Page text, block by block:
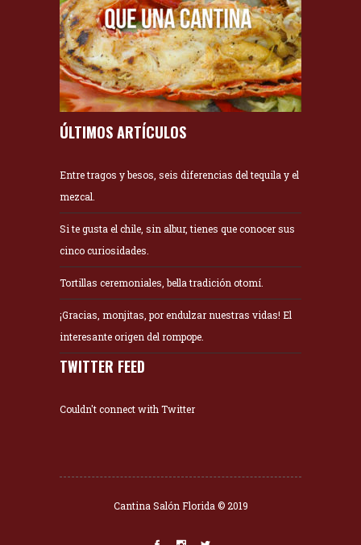
ÚLTIMOS ARTÍCULOS
Entre tragos y besos, seis diferencias del tequila y el
mezcal.
Si te gusta el chile, sin albur, tienes que conocer sus
cinco curiosidades.
Tortillas ceremoniales, bella tradición otomí.
¡Gracias, monjitas, por endulzar nuestras vidas! El
interesante origen del rompope.
TWITTER FEED
Couldn't connect with Twitter
Cantina Salón Florida © 2019